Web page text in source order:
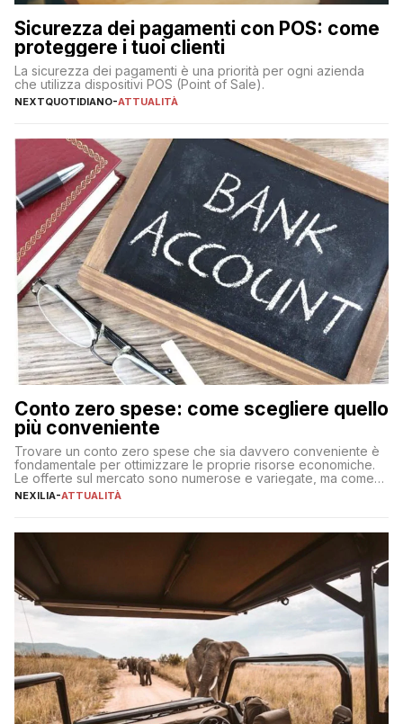
Sicurezza dei pagamenti con POS: come
proteggere i tuoi clienti
La sicurezza dei pagamenti è una priorità per ogni azienda
che utilizza dispositivi POS (Point of Sale).
NEXTQUOTIDIANO-ATTUALITÀ
Conto zero spese: come scegliere quello
più conveniente
Trovare un conto zero spese che sia davvero conveniente è
fondamentale per ottimizzare le proprie risorse economiche.
Le offerte sul mercato sono numerose e variegate, ma come
individuare quella più adatta alle proprie esigenze senza
sul […]
NEXILIA-ATTUALITÀ